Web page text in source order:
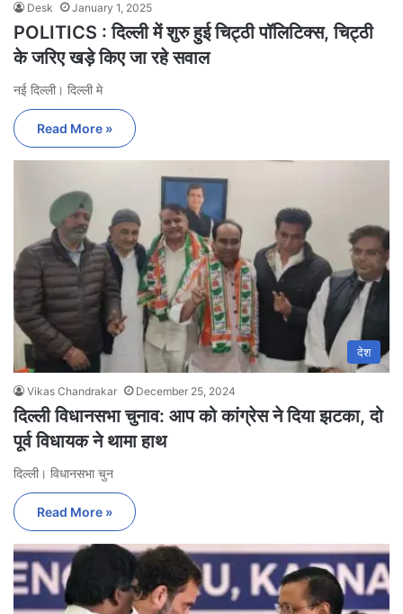
Desk January 1, 2025
POLITICS : दिल्ली में शुरु हुई चिट्ठी पॉलिटिक्स, चिट्ठी
के जरिए खड़े किए जा रहे सवाल
नई दिल्ली। दिल्ली मे
Read More »
देश
Vikas Chandrakar December 25, 2024
दिल्ली विधानसभा चुनाव: आप को कांग्रेस ने दिया झटका, दो
पूर्व विधायक ने थामा हाथ
दिल्ली। विधानसभा चुन
Read More »